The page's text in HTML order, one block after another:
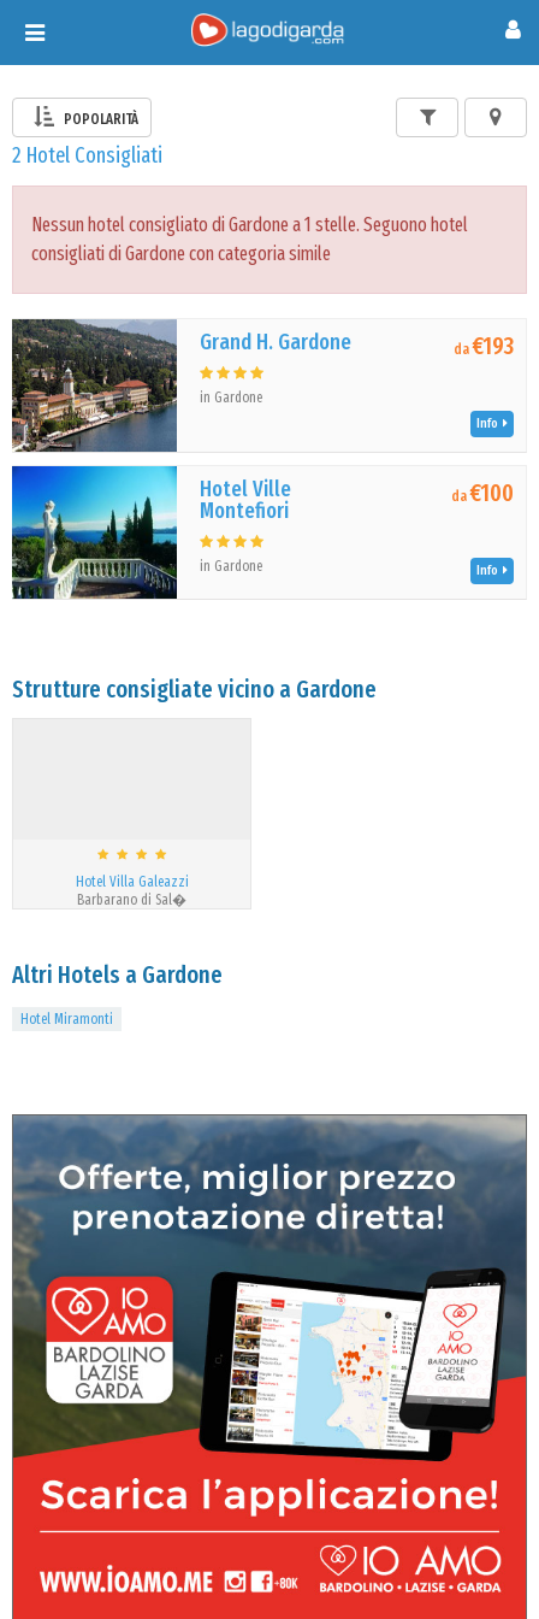
Toggle
navigation
POPOLARITÀ
2 Hotel Consigliati
Nessun hotel consigliato di Gardone a 1 stelle. Seguono hotel
consigliati di Gardone con categoria simile
Grand H. Gardone
in Gardone
da€193
Info
Hotel Ville
Montefiori
in Gardone
da€100
Info
Strutture consigliate vicino a Gardone
Hotel Villa Galeazzi
Barbarano di Sal�
Altri Hotels a Gardone
Hotel Miramonti